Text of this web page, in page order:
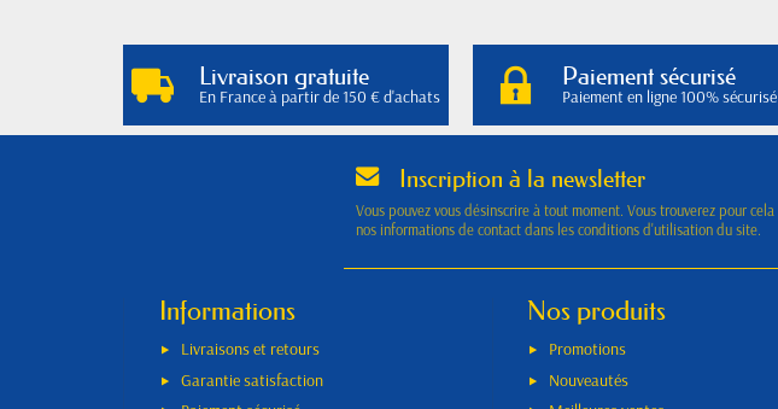
Livraison gratuite
En France à partir de 150 € d'achats
Paiement sécurisé
Paiement en ligne 100% sécurisé
Inscription à la newsletter
Vous pouvez vous désinscrire à tout moment. Vous trouverez pour cela
nos informations de contact dans les conditions d'utilisation du site.
Informations
Livraisons et retours
Garantie satisfaction
Nos produits
Promotions
Nouveautés